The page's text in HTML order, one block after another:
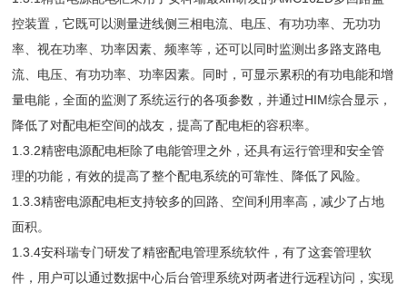
控装置，它既可以测量进线侧三相电流、电压、有功功率、无功功
率、视在功率、功率因素、频率等，还可以同时监测出多路支路电
流、电压、有功功率、功率因素。同时，可显示累积的有功电能和增
量电能，全面的监测了系统运行的各项参数，并通过HIM综合显示，
降低了对配电柜空间的战友，提高了配电柜的容积率。
1.3.2精密电源配电柜除了电能管理之外，还具有运行管理和安全管
理的功能，有效的提高了整个配电系统的可靠性、降低了风险。
1.3.3精密电源配电柜支持较多的回路、空间利用率高，减少了占地
面积。
1.3.4安科瑞专门研发了精密配电管理系统软件，有了这套管理软
件，用户可以通过数据中心后台管理系统对两者进行远程访问，实现